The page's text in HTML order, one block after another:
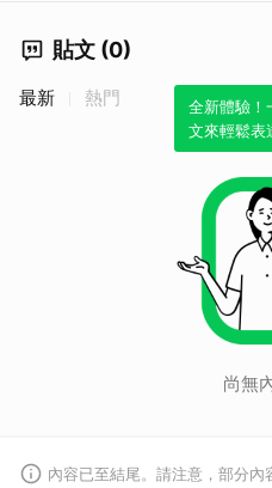
貼文 (0)
全新體驗！
文來輕鬆表
最新 熱門
尚無
內容已至結尾。請注意，部分內